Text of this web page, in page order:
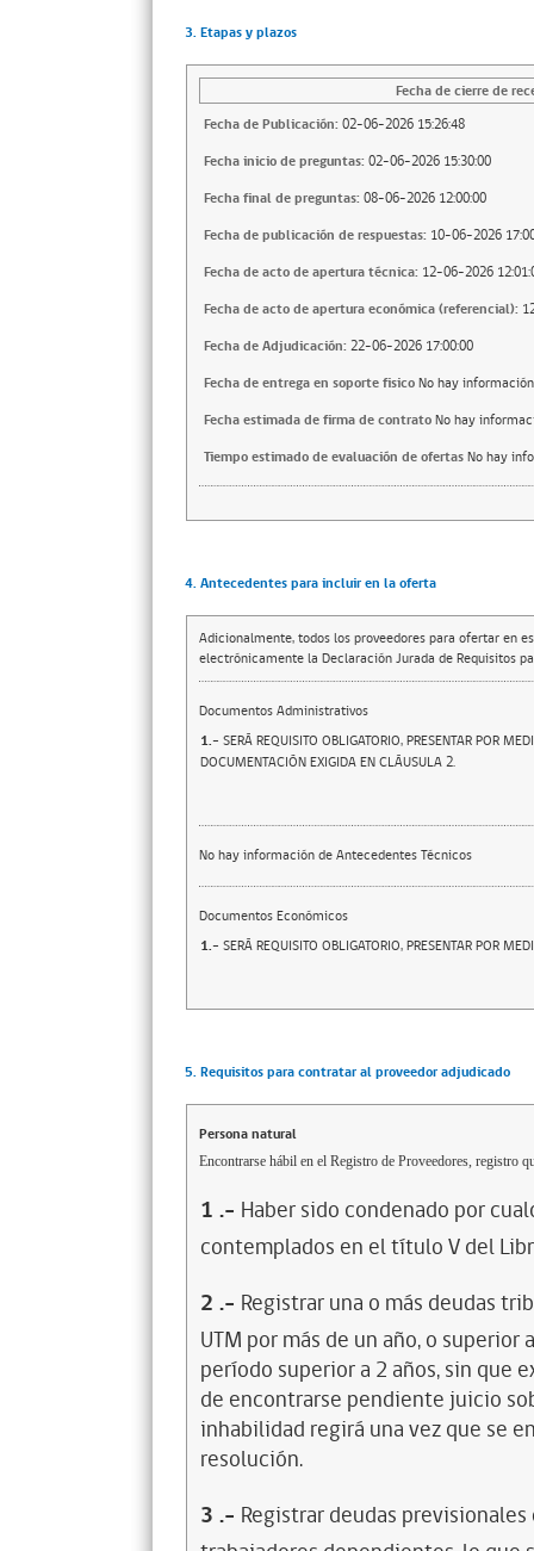
3. Etapas y plazos
Fecha de cierre de
Fecha de Publicación: 02-06-2026 15:26:48
Fecha inicio de preguntas: 02-06-2026 15:30:00
Fecha final de preguntas: 08-06-2026 12:00:00
Fecha de publicación de respuestas: 10-06-2026
Fecha de acto de apertura técnica: 12-06-2026
Fecha de acto de apertura económica (referencial):
Fecha de Adjudicación: 22-06-2026 17:00:00
Fecha de entrega en soporte fisicoNo hay información
Fecha estimada de firma de contratoNo hay
Tiempo estimado de evaluación de ofertasNo hay
4. Antecedentes para incluir en la oferta
Adicionalmente, todos los proveedores para ofertar en
electrónicamente la Declaración Jurada de Requisitos
Documentos Administrativos
1.- SERÁ REQUISITO OBLIGATORIO, PRESENTAR POR
DOCUMENTACIÓN EXIGIDA EN CLÁUSULA 2.
No hay información de Antecedentes Técnicos
Documentos Económicos
1.- SERÁ REQUISITO OBLIGATORIO, PRESENTAR POR
5. Requisitos para contratar al proveedor adjudicado
Persona natural
Encontrarse hábil en el Registro de Proveedores, registro
1 .- Haber sido condenado por
contemplados en el título V del
2 .- Registrar una o más deudas
UTM por más de un año, o
período superior a 2 años, sin que
de encontrarse pendiente juicio
inhabilidad regirá una vez que se
resolución.
3 .- Registrar deudas